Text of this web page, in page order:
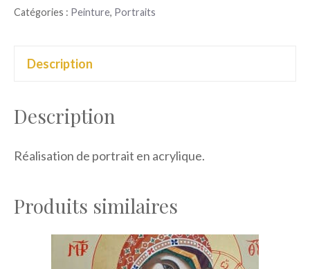
des
Catégories : Peinture, Portraits
Description
Description
Réalisation de portrait en acrylique.
Produits similaires